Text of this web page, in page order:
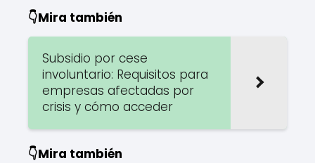
👇Mira también
Subsidio por cese
involuntario: Requisitos para
empresas afectadas por
crisis y cómo acceder
👇Mira también